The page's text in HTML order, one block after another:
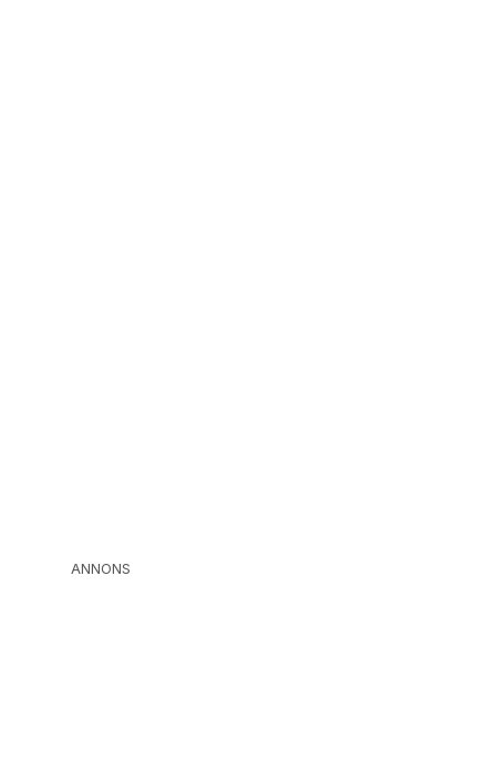
ANNONS